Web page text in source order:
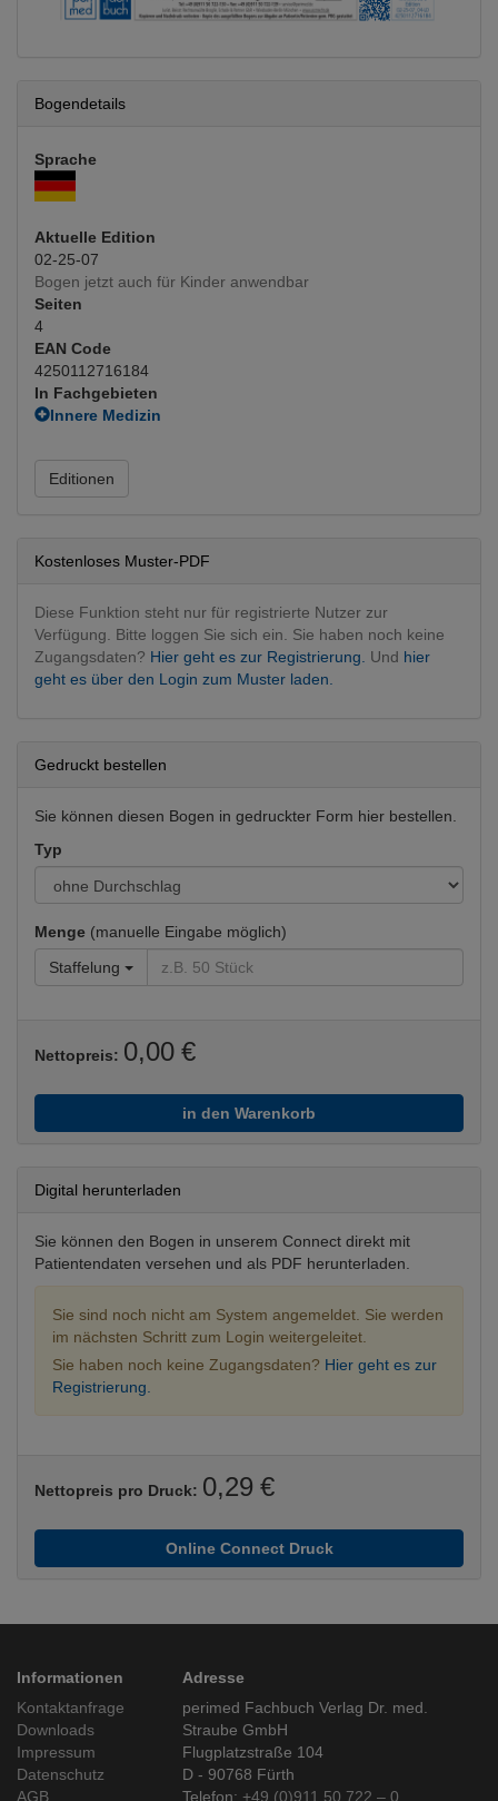
Bogendetails
Sprache
Aktuelle Edition
02-25-07
Bogen jetzt auch für Kinder anwendbar
Seiten
4
EAN Code
4250112716184
In Fachgebieten
Innere Medizin
Editionen
Kostenloses Muster-PDF
Diese Funktion steht nur für registrierte Nutzer zur
Verfügung. Bitte loggen Sie sich ein. Sie haben noch keine
Zugangsdaten? Hier geht es zur Registrierung. Und hier
geht es über den Login zum Muster laden.
Gedruckt bestellen
Sie können diesen Bogen in gedruckter Form hier bestellen.
Typ
Menge (manuelle Eingabe möglich)
Staffelung
Nettopreis: 0,00 €
in den Warenkorb
Digital herunterladen
Sie können den Bogen in unserem Connect direkt mit
Patientendaten versehen und als PDF herunterladen.
Sie sind noch nicht am System angemeldet. Sie werden
im nächsten Schritt zum Login weitergeleitet.
Sie haben noch keine Zugangsdaten? Hier geht es zur
Registrierung.
Nettopreis pro Druck: 0,29 €
Online Connect Druck
Informationen
Kontaktanfrage
Downloads
Impressum
Datenschutz
AGB
Adresse
perimed Fachbuch Verlag Dr. med.
Straube GmbH
Flugplatzstraße 104
D - 90768 Fürth
Telefon:+49 (0)911 50 722 – 0